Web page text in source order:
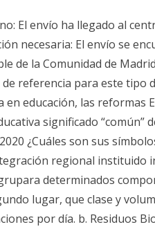
El envío ha llegado al
necesaria: El envío se
de la Comunidad de
referencia para este tipo
en educación, las reformas
significado “común”
¿Cuáles son sus
regional instituido
determinados
lugar, que clase y
por día. b. Residuos